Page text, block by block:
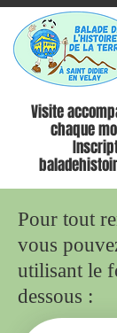
Visite
chaque
Pour tout
vous
utilisant le
dessous :